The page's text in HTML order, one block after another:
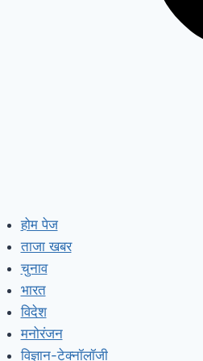
होम पेज
ताजा खबर
चुनाव
भारत
विदेश
मनोरंजन
विज्ञान-टेक्नॉलॉजी